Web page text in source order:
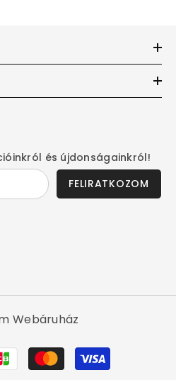
és újdonságainkról!
FELIRATKOZOM
Webáruház
Fizetési
módok